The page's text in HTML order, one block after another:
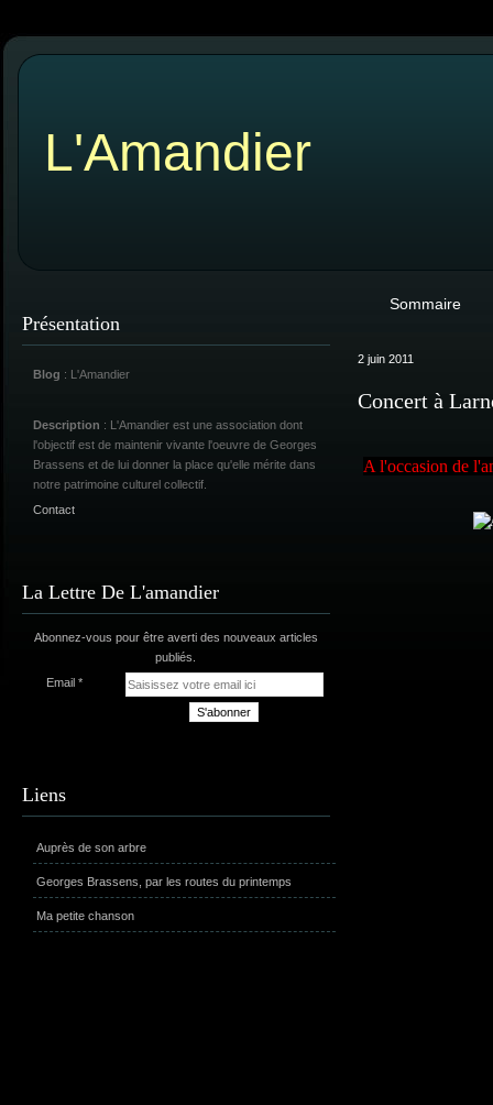
L'Amandier
Présentation
Blog : L'Amandier
Description : L'Amandier est une association dont
l'objectif est de maintenir vivante l'oeuvre de Georges
Brassens et de lui donner la place qu'elle mérite dans
notre patrimoine culturel collectif.
Contact
La Lettre De L'amandier
Abonnez-vous pour être averti des nouveaux articles
publiés.
Email
Liens
Auprès de son arbre
Georges Brassens, par les routes du printemps
Ma petite chanson
Sommaire
2 juin 2011
Concert à
A l'occasion de